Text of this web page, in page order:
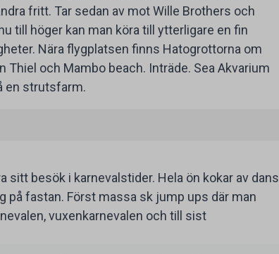
fritt. Tar sedan av mot Wille Brothers och
till höger kan man köra till ytterligare en fin
Nära flygplatsen finns Hatogrottorna om
och Mambo beach. Inträde. Sea Akvarium
en strutsfarm.
sitt besök i karnevalstider. Hela ön kokar av dans
på fastan. Först massa sk jump ups där man
vuxenkarnevalen och till sist